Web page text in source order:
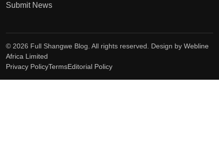
Submit News
© 2026 Full Shangwe Blog. All rights reserved. Design by Webline
Africa Limited
Privacy PolicyTermsEditorial Policy